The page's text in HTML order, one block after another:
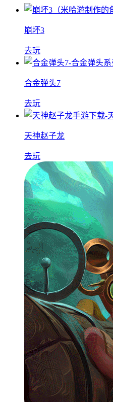
崩坏3
去玩
合金弹头7
去玩
天神赵子龙
去玩